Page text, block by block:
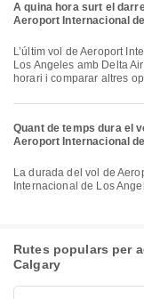
A quina hora surt el
Aeroport Internacional
L’últim vol de Aeroport Internacional Calgary a Aeroport Internacional de
Los Angeles amb Delta
horari i comparar altres
Quant de temps dura el
Aeroport Internacional
La durada del vol de Aeroport Internacional Calgary a Aeroport
Internacional de Los
Rutes populars per
Calgary